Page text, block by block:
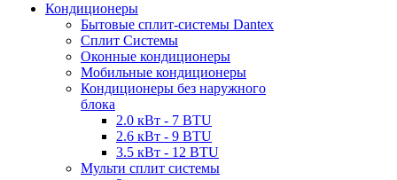
Кондиционеры
Бытовые сплит-системы Dantex
Сплит Системы
Оконные кондиционеры
Мобильные кондиционеры
Кондиционеры без наружного
блока
2.0 кВт - 7 BTU
2.6 кВт - 9 BTU
3.5 кВт - 12 BTU
Мульти сплит системы